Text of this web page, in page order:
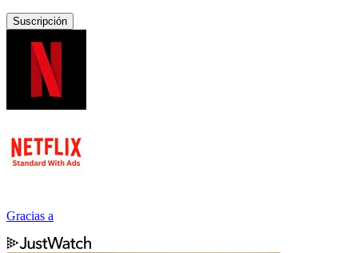
Suscripción
Gracias a